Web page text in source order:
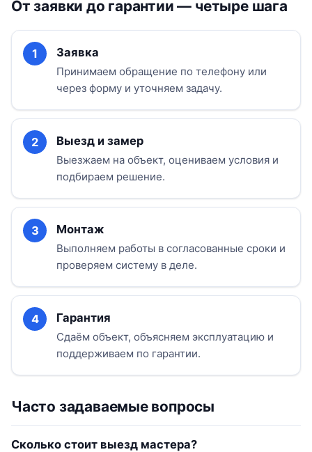
От заявки до гарантии — четыре шага
Заявка
Принимаем обращение по телефону или
через форму и уточняем задачу.
Выезд и замер
Выезжаем на объект, оцениваем условия и
подбираем решение.
Монтаж
Выполняем работы в согласованные сроки и
проверяем систему в деле.
Гарантия
Сдаём объект, объясняем эксплуатацию и
поддерживаем по гарантии.
Часто задаваемые вопросы
Сколько стоит выезд мастера?